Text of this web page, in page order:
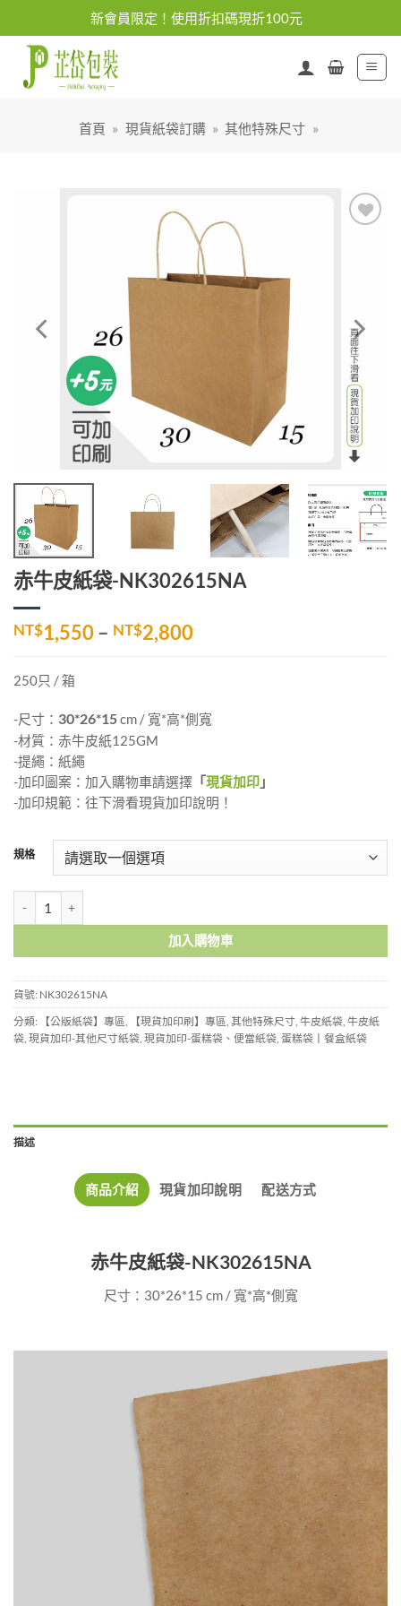
content
新會員限定！使用折扣碼現折100元
首頁 » 現貨紙袋訂購 » 其他特殊尺寸 »
赤牛皮紙袋-NK302615NA
NT$1,550– NT$2,800價
NT$1,550
到
250只 / 箱
-尺寸： 30*26*15cm / 寬*高*側寬
-材質：赤牛皮紙125GM
-提繩：紙繩
-加印圖案：加入購物車請選擇 「現貨加印 」
-加印規範：往下滑看現貨加印說明！
規格
加入購物車
貨號: NK302615NA
分類:
【公版紙袋】專區, 【現貨加印刷】專區, 其他特殊尺寸, 牛皮紙袋, 牛皮紙
袋, 現貨加印-其他尺寸紙袋, 現貨加印-蛋糕袋、便當紙袋, 蛋糕袋丨餐盒紙袋
描述
商品介紹 現貨加印說明 配送方式
赤牛皮紙袋-NK302615NA
尺寸：30*26*15 cm / 寬*高*側寬